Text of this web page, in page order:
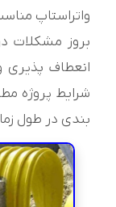
واتراستاپ
بروز مشکلات
انعطاف پذیری
شرایط پروژه
بندی در طول